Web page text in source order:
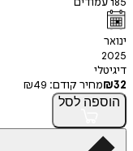
185עמודים
ינואר
2025
דיגיטלי
₪32 מחיר קודם: ₪49
הוספה לסל